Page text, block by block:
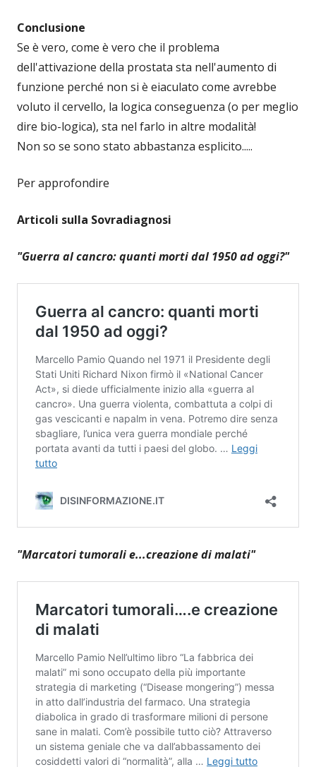
Conclusione
Se è vero, come è vero che il problema
dell'attivazione della prostata sta nell'aumento di
funzione perché non si è eiaculato come avrebbe
voluto il cervello, la logica conseguenza (o per meglio
dire bio-logica), sta nel farlo in altre modalità!
Non so se sono stato abbastanza esplicito.....
Per approfondire
Articoli sulla Sovradiagnosi
"Guerra al cancro: quanti morti dal 1950 ad oggi?"
"Marcatori tumorali e...creazione di malati"